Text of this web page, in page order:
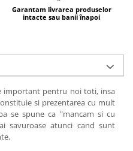
Garantam livrarea produselor
intacte sau banii înapoi
important pentru noi toti, insa
si prezentarea cu mult
se spune ca "mancam si cu
savuroase atunci cand sunt